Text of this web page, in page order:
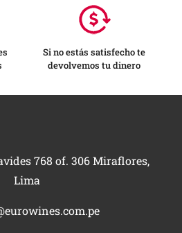
Si no estás satisfecho te
devolvemos tu dinero
768 of. 306 Miraflores,
Lima